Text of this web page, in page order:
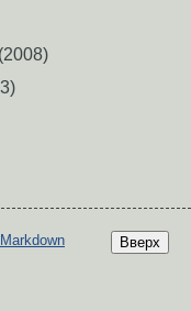
(2008)
Вверх